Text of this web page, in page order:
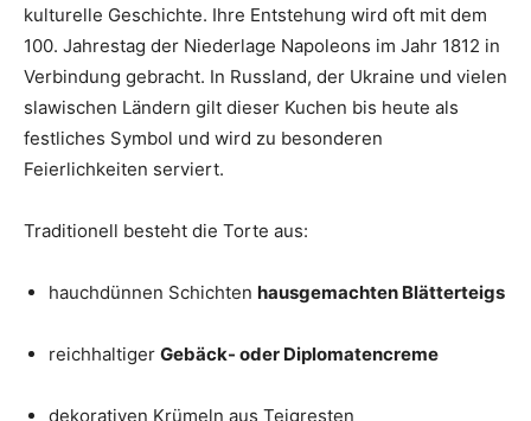
kulturelle Geschichte. Ihre Entstehung wird oft mit dem
100. Jahrestag der Niederlage Napoleons im Jahr 1812 in
Verbindung gebracht. In Russland, der Ukraine und vielen
slawischen Ländern gilt dieser Kuchen bis heute als
festliches Symbol und wird zu besonderen
Feierlichkeiten serviert.
Traditionell besteht die Torte aus:
hauchdünnen Schichten hausgemachten Blätterteigs
reichhaltiger Gebäck- oder Diplomatencreme
dekorativen Krümeln aus Teigresten